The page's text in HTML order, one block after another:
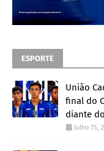
ESPORTE
União
final do
diante
Julho 15,